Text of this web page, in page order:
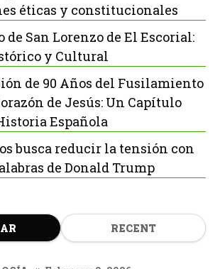
éticas y constitucionales
San Lorenzo de El Escorial:
y Cultural
de 90 Años del Fusilamiento
de Jesús: Un Capítulo
Española
busca reducir la tensión con
de Donald Trump
RECENT